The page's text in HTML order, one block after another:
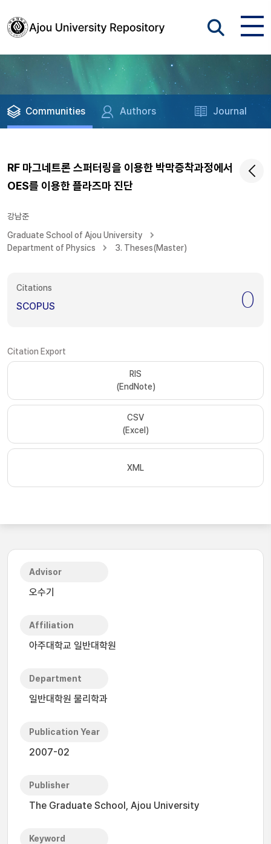
Communities Authors Journal
RF 마그네트론 스퍼터링을 이용한 박막증착과정에서
OES를 이용한 플라즈마 진단
강남준
Graduate School of Ajou University
Department of Physics
3. Theses(Master)
Citations
SCOPUS 0
Citation Export
RIS
(EndNote)
CSV
(Excel)
XML
Advisor
오수기
Affiliation
아주대학교 일반대학원
Department
일반대학원 물리학과
Publication Year
2007-02
Publisher
The Graduate School, Ajou University
Keyword